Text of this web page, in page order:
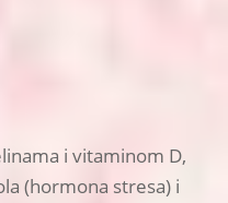
i vitaminom D,
(hormona stresa) i